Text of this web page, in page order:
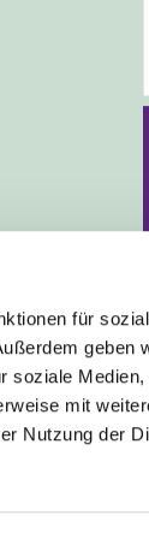
für
geben
soziale Medien,
mit
Nutzung der
ChurchDesk-